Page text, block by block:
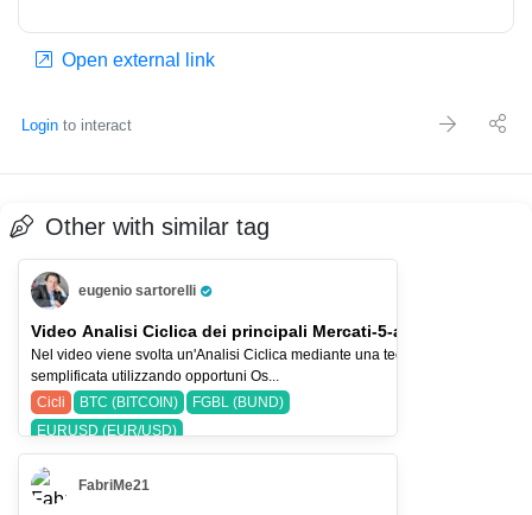
Open external link
Login to interact
Other with similar tag
eugenio sartorelli
Pro Trader
Video Analisi Ciclica dei principali Mercati-5-ago-26
Nel video viene svolta un'Analisi Ciclica mediante una tecnica
semplificata utilizzando opportuni Os...
Cicli
BTC (BITCOIN)
FGBL (BUND)
EURUSD (EUR/USD)
FabriMe21